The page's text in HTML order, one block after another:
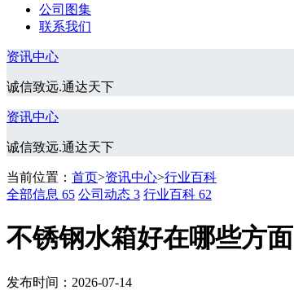
公司图集
联系我们
资讯中心
诚信致远.通达天下
资讯中心
诚信致远.通达天下
当前位置： 首页>资讯中心>行业百科
全部信息 65 公司动态 3 行业百科 62
不锈钢水箱好在哪些方面
发布时间：2026-07-14